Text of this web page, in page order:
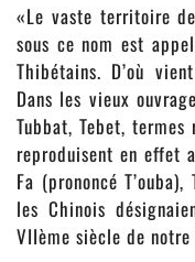
«Le vaste territoire
sous ce nom est
Thibétains. D’où
Dans les vieux
Tubbat, Tebet,
reproduisent en effet
Fa (prononcé T’ouba),
les Chinois
VIIème siècle de notre